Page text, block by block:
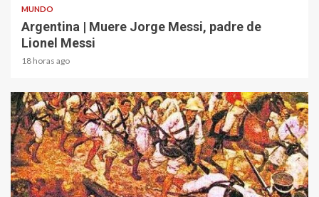
MUNDO
Argentina | Muere Jorge Messi, padre de
Lionel Messi
18 horas ago